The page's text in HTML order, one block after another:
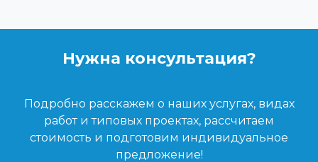
Нужна консультация?
Подробно расскажем о наших услугах, видах
работ и типовых проектах, рассчитаем
стоимость и подготовим индивидуальное
предложение!